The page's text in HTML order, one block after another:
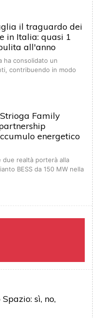
il traguardo dei
in Italia: quasi 1
all'anno
ha consolidato un
contribuendo in modo
Family
energetico
due realtà porterà alla
BESS da 150 MW nella
sì, no,